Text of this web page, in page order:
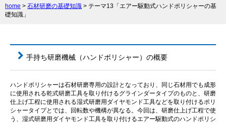
home > 石材研磨の基礎知識 > テーマ13「エアー駆動式ハンドポリシャーの基
礎知識」
手持ち研磨機械（ハンドポリシャー）の概要
ハンドポリシャーは石材研磨専用の設計となっており、同じ石材用でも成形
に使用される乾式研磨工具を取り付けるグラインダータイプのものと、研磨
仕上げ工程に使用される湿式研磨用ダイヤモンド工具などを取り付けるポリ
シャータイプとでは、回転数や機構が異なる。今回は、研磨仕上げ工程で使
う、湿式研磨用ダイヤモンド工具を取り付けるエアー駆動式のハンドポリシ